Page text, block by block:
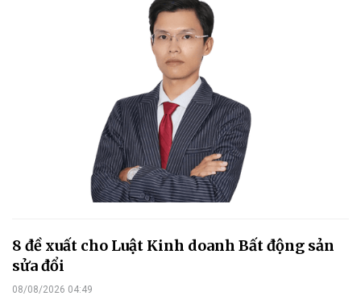
8 đề xuất cho Luật Kinh doanh Bất động sản
sửa đổi
08/08/2026 04:49